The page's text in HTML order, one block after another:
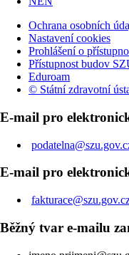
Ochrana osobních
Nastavení cookies
Prohlášení o
Přístupnost budov
Eduroam
© Státní zdravotní
E-mail pro
E-mail pro
Běžný tvar e-mailu